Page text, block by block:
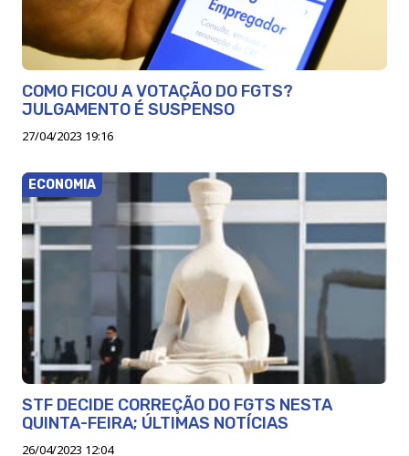
COMO FICOU A VOTAÇÃO DO FGTS?
JULGAMENTO É SUSPENSO
27/04/2023 19:16
ECONOMIA
STF DECIDE CORREÇÃO DO FGTS NESTA
QUINTA-FEIRA; ÚLTIMAS NOTÍCIAS
26/04/2023 12:04